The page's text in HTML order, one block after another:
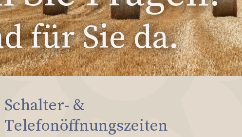
für Sie da.
Schalter- &
Telefonöffnungszeiten